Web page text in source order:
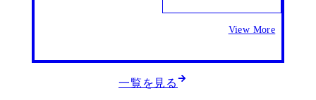
View More
一覧を見る